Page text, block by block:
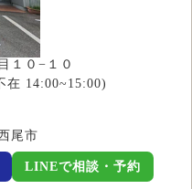
１０−１０
在 14:00~15:00)
尾市
LINEで相談・予約